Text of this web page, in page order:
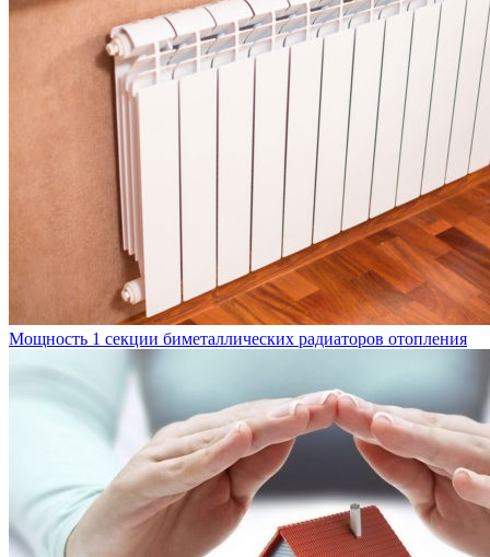
Мощность 1 секции биметаллических радиаторов отопления